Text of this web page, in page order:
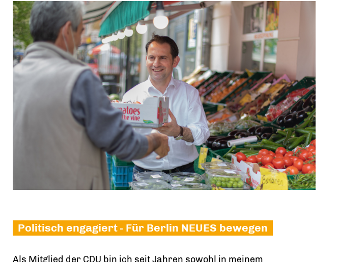
Politisch engagiert - Für Berlin NEUES bewegen
Als Mitglied der CDU bin ich seit Jahren sowohl in meinem